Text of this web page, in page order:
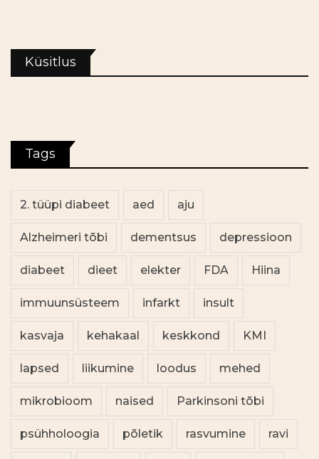
Küsitlus
Tags
2. tüüpi diabeet aed aju
Alzheimeri tõbi dementsus depressioon
diabeet dieet elekter FDA Hiina
immuunsüsteem infarkt insult
kasvaja kehakaal keskkond KMI
lapsed liikumine loodus mehed
mikrobioom naised Parkinsoni tõbi
psühholoogia põletik rasvumine ravi